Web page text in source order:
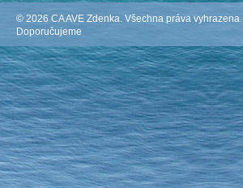
© 2026 CA AVE Zdenka. Všechna práva vyhrazena.
Doporučujeme